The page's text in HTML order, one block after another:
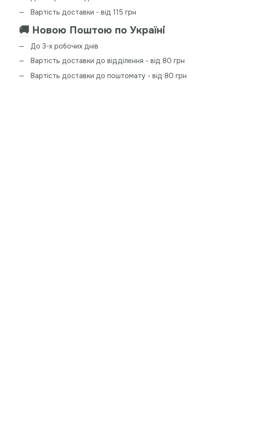
Вартість доставки - від 115 грн
🚚 Новою Поштою по Україні
До 3-х робочих днів
Вартість доставки до відділення - від 80 грн
Вартість доставки до поштомату - від 80 грн